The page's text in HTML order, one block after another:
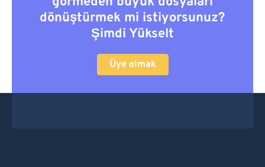
dönüştürmek mi istiyorsunuz?
Şimdi Yükselt
Üye olmak